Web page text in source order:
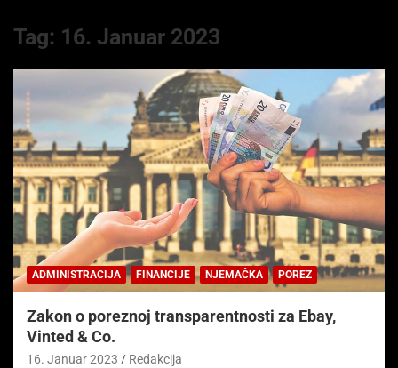
Tag: 16. Januar 2023
ADMINISTRACIJA FINANCIJE NJEMAČKA POREZ
Zakon o poreznoj transparentnosti za Ebay,
Vinted & Co.
16. Januar 2023 Redakcija